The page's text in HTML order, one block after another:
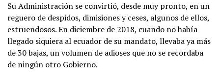
Su Administración se convirtió, desde muy pronto, en un
reguero de despidos, dimisiones y ceses, algunos de ellos,
estruendosos. En diciembre de 2018, cuando no había
llegado siquiera al ecuador de su mandato, llevaba ya más
de 30 bajas, un volumen de adioses que no se recordaba
de ningún otro Gobierno.